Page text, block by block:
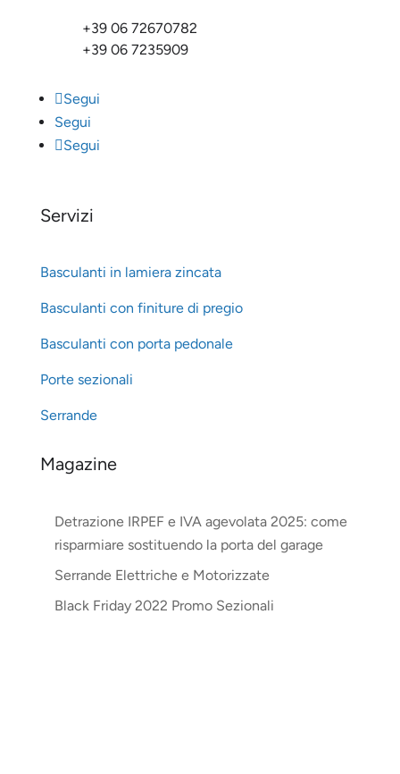
+39 06 72670782
+39 06 7235909
Segui
Segui
Segui
Servizi
Basculanti in lamiera zincata
Basculanti con finiture di pregio
Basculanti con porta pedonale
Porte sezionali
Serrande
Magazine
Detrazione IRPEF e IVA agevolata 2025: come
risparmiare sostituendo la porta del garage
Serrande Elettriche e Motorizzate
Black Friday 2022 Promo Sezionali